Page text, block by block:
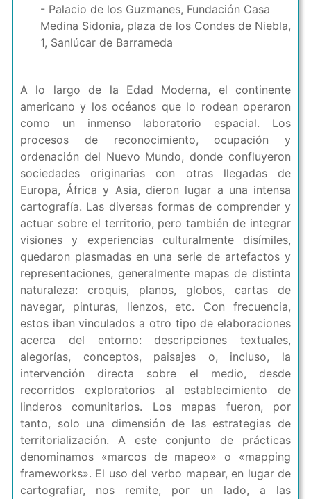
- Palacio de los Guzmanes, Fundación Casa
Medina Sidonia, plaza de los Condes de Niebla,
1, Sanlúcar de Barrameda
A lo largo de la Edad Moderna, el continente
americano y los océanos que lo rodean operaron
como un inmenso laboratorio espacial. Los
procesos de reconocimiento, ocupación y
ordenación del Nuevo Mundo, donde confluyeron
sociedades originarias con otras llegadas de
Europa, África y Asia, dieron lugar a una intensa
cartografía. Las diversas formas de comprender y
actuar sobre el territorio, pero también de integrar
visiones y experiencias culturalmente disímiles,
quedaron plasmadas en una serie de artefactos y
representaciones, generalmente mapas de distinta
naturaleza: croquis, planos, globos, cartas de
navegar, pinturas, lienzos, etc. Con frecuencia,
estos iban vinculados a otro tipo de elaboraciones
acerca del entorno: descripciones textuales,
alegorías, conceptos, paisajes o, incluso, la
intervención directa sobre el medio, desde
recorridos exploratorios al establecimiento de
linderos comunitarios. Los mapas fueron, por
tanto, solo una dimensión de las estrategias de
territorialización. A este conjunto de prácticas
denominamos «marcos de mapeo» o «mapping
frameworks». El uso del verbo mapear, en lugar de
cartografiar, nos remite, por un lado, a las